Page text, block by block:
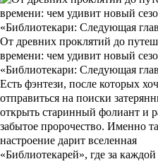
От древних проклятий до
времени: чем удивит новый
«Библиотекари: Следующая
Есть фэнтези, после которых
отправиться на поиски
открыть старинный фолиант и
забытое пророчество. Именно
настроение дарит вселенная
«Библиотекарей», где за